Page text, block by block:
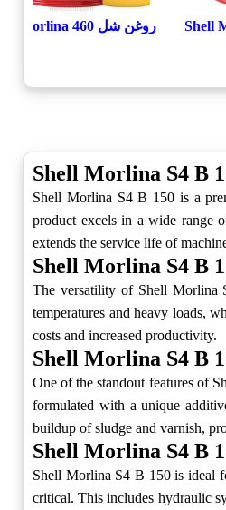
روغن شل Shell Morlina 460
Shell Morlina S4 B
Shell Morlina S4 B 150 is a
product excels in a wide range
extends the service life of
Shell Morlina S4 B
The versatility of Shell Morlina
temperatures and heavy loads,
costs and increased productivity.
Shell Morlina S4 B
One of the standout features of
formulated with a unique
buildup of sludge and varnish,
Shell Morlina S4 B
Shell Morlina S4 B 150 is ideal
critical. This includes hydraulic